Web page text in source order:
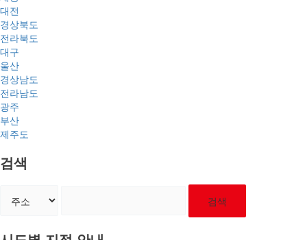
대전
경상북도
전라북도
대구
울산
경상남도
전라남도
광주
부산
제주도
검색
검색